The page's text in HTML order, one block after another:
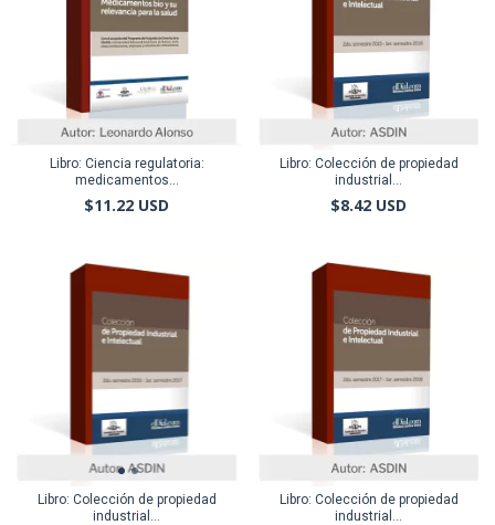
Libro: Ciencia regulatoria:
medicamentos...
$11.22 USD
Libro: Colección de propiedad
industrial...
$8.42 USD
Libro: Colección de propiedad
industrial...
Libro: Colección de propiedad
industrial...